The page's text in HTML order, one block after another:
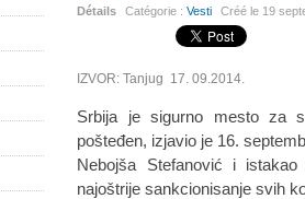
Détails Catégorie :Vesti Créé le 19
IZVOR: Tanjug 17. 09.2014.
Srbija je sigurno mesto za
pošteđen, izjavio je 16.
Nebojša Stefanović i
najoštrije sankcionisanje svih